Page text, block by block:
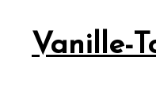
Vanille-